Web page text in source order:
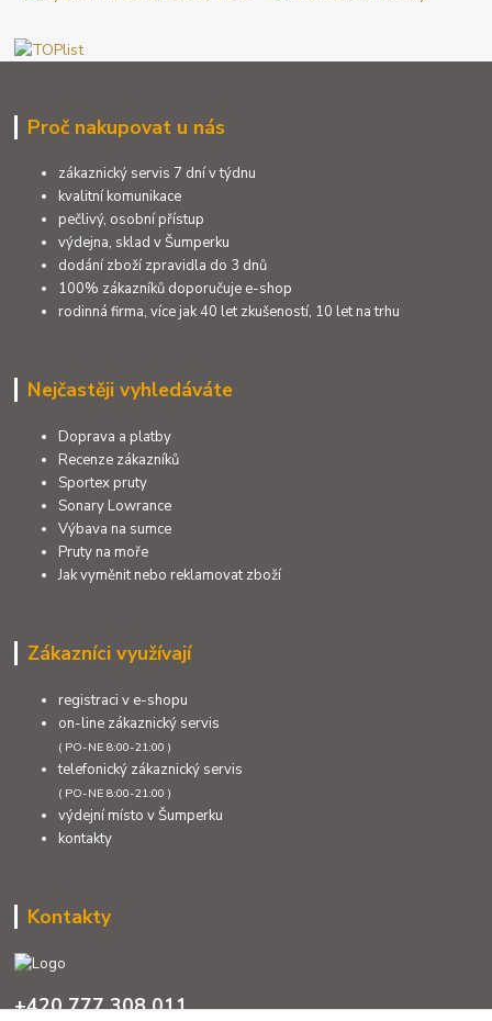
Proč nakupovat u nás
zákaznický servis 7 dní v týdnu
kvalitní komunikace
pečlivý, osobní přístup
výdejna, sklad v Šumperku
dodání zboží zpravidla do 3 dnů
100% zákazníků doporučuje e-shop
rodinná firma, více jak 40 let zkušeností, 10 let na trhu
Nejčastěji vyhledáváte
Doprava a platby
Recenze zákazníků
Sportex pruty
Sonary Lowrance
Výbava na sumce
Pruty na moře
Jak vyměnit nebo reklamovat zboží
Zákazníci využívají
registraci v e-shopu
on-line zákaznický servis
( PO-NE 8:00-21:00 )
telefonický zákaznický servis
( PO-NE 8:00-21:00 )
výdejní místo v Šumperku
kontakty
Kontakty
+420 777 308 011